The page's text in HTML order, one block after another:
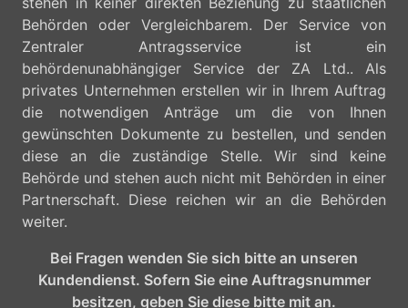
Behörden oder Vergleichbarem. Der Service von
Zentraler Antragsservice ist ein
behördenunabhängiger Service der ZA Ltd.. Als
privates Unternehmen erstellen wir in Ihrem Auftrag
die notwendigen Anträge um die von Ihnen
gewünschten Dokumente zu bestellen, und senden
diese an die zuständige Stelle. Wir sind keine
Behörde und stehen auch nicht mit Behörden in einer
Partnerschaft. Diese reichen wir an die Behörden
weiter.
Bei Fragen wenden Sie sich bitte an unseren
Kundendienst. Sofern Sie eine Auftragsnummer
besitzen, geben Sie diese bitte mit an.